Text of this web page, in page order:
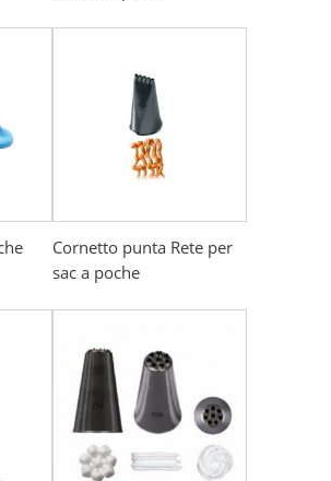
Cornetto punta Rete per
sac a poche